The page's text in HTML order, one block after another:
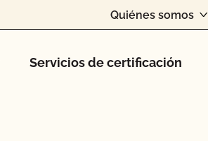
Quiénes somos
Servicios de certificación